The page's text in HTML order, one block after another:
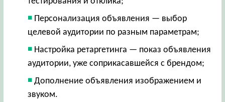
Персонализация объявления — выбор
целевой аудитории по разным параметрам;
Настройка ретаргетинга — показ объявления
аудитории, уже соприкасавшейся с брендом;
Дополнение объявления изображением и
звуком.